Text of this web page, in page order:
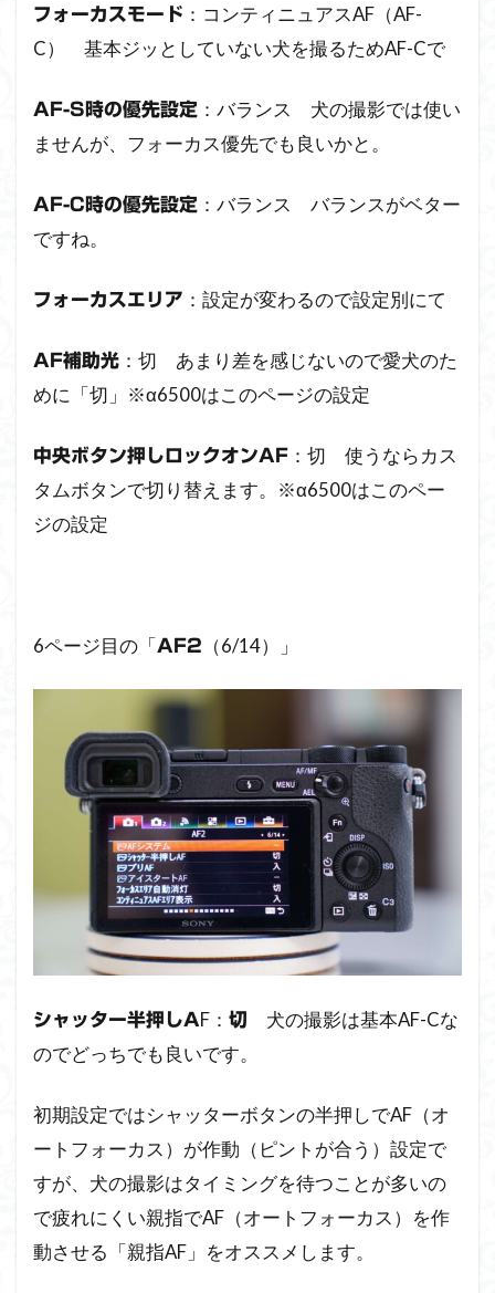
フォーカスモード ：コンティニュアスAF（AF-
C） 基本ジッとしていない犬を撮るためAF-Cで
AF-S時の優先設定 ：バランス 犬の撮影では使い
ませんが、フォーカス優先でも良いかと。
AF-C時の優先設定 ：バランス バランスがベター
ですね。
フォーカスエリア ：設定が変わるので設定別にて
AF補助光 ：切 あまり差を感じないので愛犬のた
めに「切」※α6500はこのページの設定
中央ボタン押しロックオンAF ：切 使うならカス
タムボタンで切り替えます。※α6500はこのペー
ジの設定
6ページ目の「AF2 （6/14）」
シャッター半押しAF： 切
犬の撮影は基本AF-Cな
のでどっちでも良いです。
初期設定ではシャッターボタンの半押しでAF（オ
ートフォーカス）が作動（ピントが合う）設定で
すが、犬の撮影はタイミングを待つことが多いの
で疲れにくい親指でAF（オートフォーカス）を作
動させる「親指AF」をオススメします。